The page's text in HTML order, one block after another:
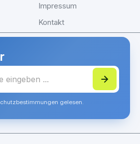
Impressum
Kontakt
gelesen.